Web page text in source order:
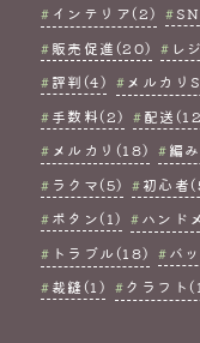
インテリア(2)
販売促進(20)
レ
評判(4)
メルカ
手数料(2)
配送
メルカリ(18)
編
ラクマ(5)
初心者
ボタン(1)
ハンド
トラブル(18)
バ
裁縫(1)
クラフト